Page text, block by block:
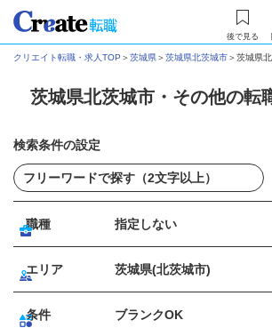
後で見る
クリエイト転職・求人TOP ＞茨城県＞茨城県北茨城市＞茨城県
茨城県北茨城市・その他の転
検索条件の設定
職種 指定しない
エリア 茨城県(北茨城市)
条件 ブランクOK